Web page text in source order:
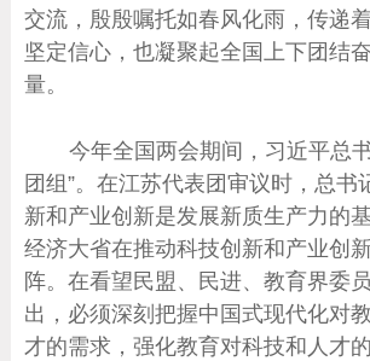
交流，殷殷嘱托如春风化雨，传递
坚定信心，也凝聚起全国上下团结
量。
今年全国两会期间，习近平总
团组”。在江苏代表团审议时，总书
新和产业创新是发展新质生产力的
经济大省在推动科技创新和产业创
阵。在看望民盟、民进、教育界委
出，必须深刻把握中国式现代化对
才的需求，强化教育对科技和人才